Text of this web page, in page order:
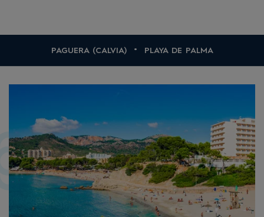
PAGUERA (CALVIA) PLAYA DE PALMA